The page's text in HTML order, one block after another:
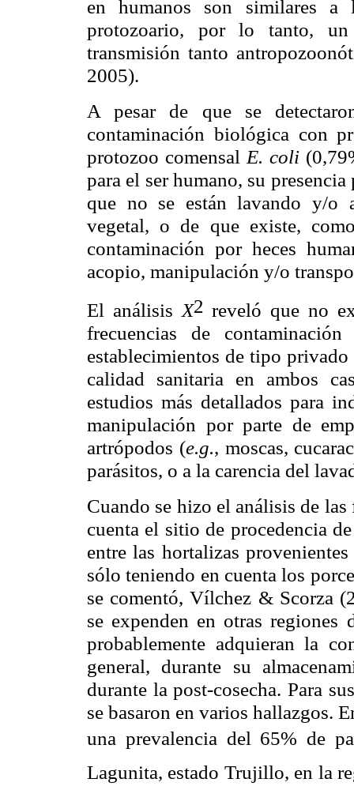
en humanos son similares a
protozoario, por lo tanto,
transmisión tanto
2005).
A pesar de que se
contaminación biológica con
protozoo comensal E. coli
para el ser humano, su
que no se están lavando y/o
vegetal, o de que existe,
contaminación por heces
acopio, manipulación y/o
El análisis X2reveló que no
frecuencias de
establecimientos de tipo
calidad sanitaria en ambos
estudios más detallados para
manipulación por parte de
artrópodos (e.g., moscas,
parásitos, o a la carencia del
Cuando se hizo el análisis de
cuenta el sitio de procedencia
entre las hortalizas
sólo teniendo en cuenta los
se comentó, Vílchez & Scorza
se expenden en otras regiones
probablemente adquieran la
general, durante su
durante la post-cosecha. Para
se basaron en varios hallazgos.
una prevalencia del 65% de
Lagunita, estado Trujillo, en la